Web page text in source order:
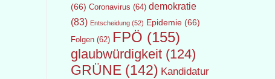
(66) Coronavirus (64) demokratie
(83) Entscheidung(52) Epidemie(66)
Folgen(62) FPÖ (155)
glaubwürdigkeit(124)
GRÜNE(142) Kandidatur